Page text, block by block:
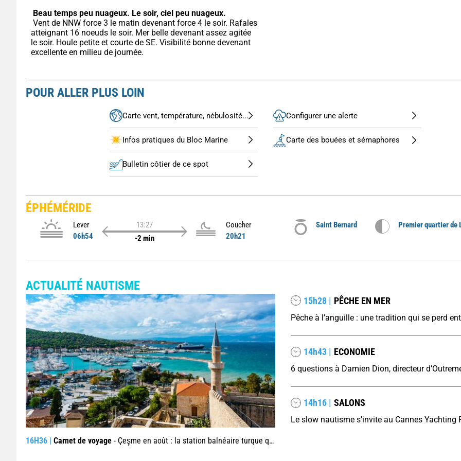
Beau temps peu nuageux. Le soir, ciel peu nuageux.
atteignant 16 noeuds le soir. Mer belle devenant assez agitée
le soir. Houle petite et courte de SE. Visibilité bonne devenant
excellente en milieu de journée.
POUR ALLER PLUS LOIN
Carte vent, température, nébulosité...
Infos pratiques du Bloc Marine
Bulletin côtier de ce spot
Configurer une alerte
Carte des bouées et sémaphores
ÉPHÉMÉRIDE
Lever
06h54
13:27
-2 min
Coucher
20h21
Saint Bernard Premier quartier de
ACTUALITÉ NAUTISME
16H36 | Carnet de voyage - Çeşme en août : la station balnéaire turque qui séduit jusque de l’autre côté de la mer Égée
15h28 | PÊCHE EN MER
14h43 | ECONOMIE
14h16 | SALONS